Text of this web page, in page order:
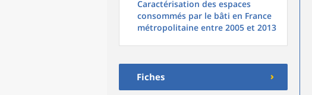
Caractérisation des espaces
consommés par le bâti en France
métropolitaine entre 2005 et 2013
Fiches